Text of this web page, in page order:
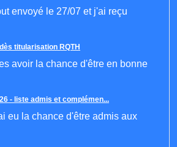
envoyé le 27/07 et j'ai reçu
titularisation RQTH
avoir la chance d'être en bonne
- liste admis et complémen...
eu la chance d'être admis aux